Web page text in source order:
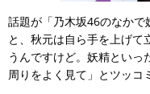
話題が「乃木坂46のなか
と、秋元は自ら手を上げて
うんですけど。妖精といっ
周りをよく見て」とツッコ